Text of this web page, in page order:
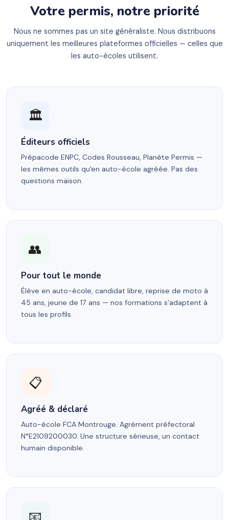
Votre permis, notre priorité
Nous ne sommes pas un site généraliste. Nous distribuons
uniquement les meilleures plateformes officielles — celles que
les auto-écoles utilisent.
🏛
Éditeurs officiels
Prépacode ENPC, Codes Rousseau, Planète Permis —
les mêmes outils qu'en auto-école agréée. Pas des
questions maison.
👥
Pour tout le monde
Élève en auto-école, candidat libre, reprise de moto à
45 ans, jeune de 17 ans — nos formations s'adaptent à
tous les profils.
📋
Agréé & déclaré
Auto-école FCA Montrouge. Agrément préfectoral
N°E2109200030. Une structure sérieuse, un contact
humain disponible.
📧